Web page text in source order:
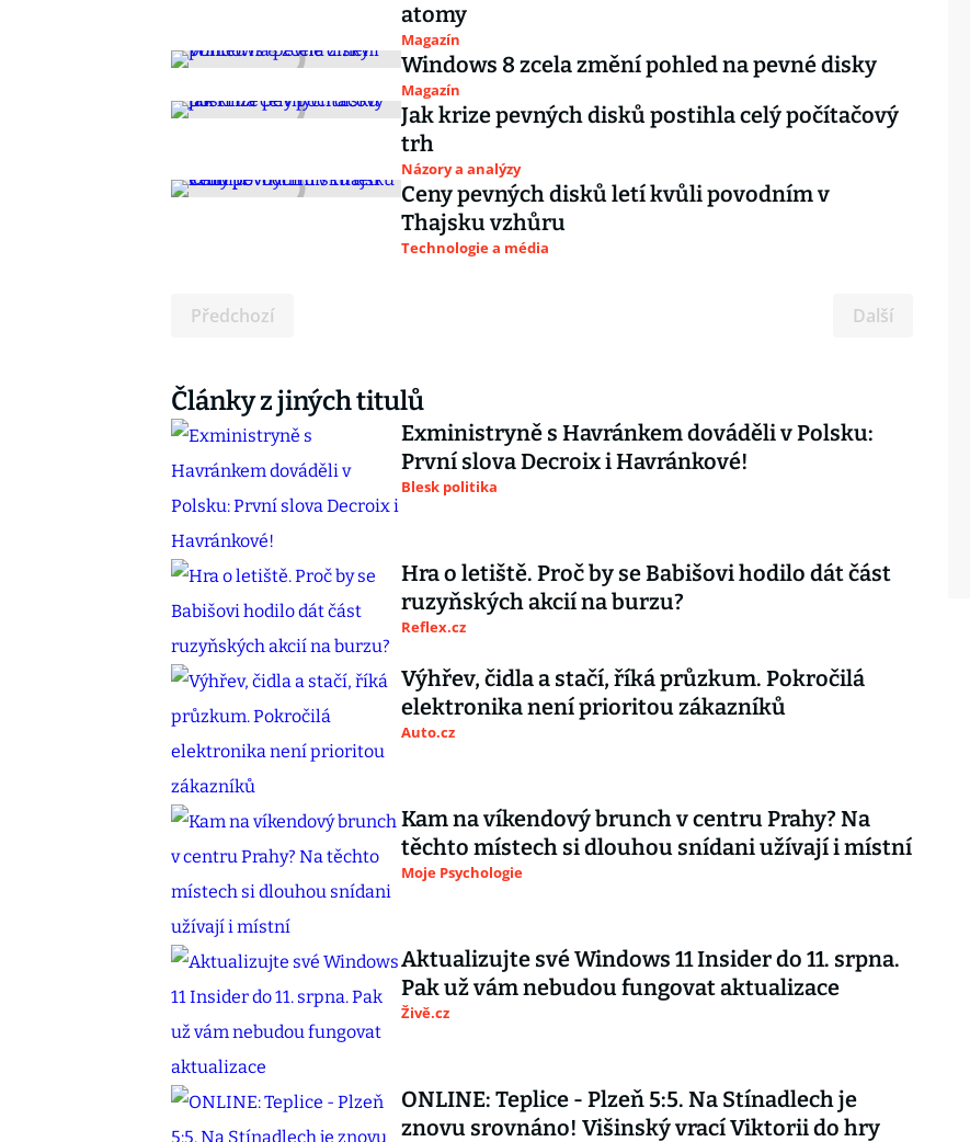
atomy
Magazín
Windows 8 zcela změní pohled na pevné disky
Magazín
Jak krize pevných disků postihla celý počítačový
trh
Názory a analýzy
Ceny pevných disků letí kvůli povodním v
Thajsku vzhůru
Technologie a média
Předchozí Další
Články z jiných titulů
Exministryně s Havránkem dováděli v Polsku:
První slova Decroix i Havránkové!
Blesk politika
Hra o letiště. Proč by se Babišovi hodilo dát část
ruzyňských akcií na burzu?
Reflex.cz
Výhřev, čidla a stačí, říká průzkum. Pokročilá
elektronika není prioritou zákazníků
Auto.cz
Kam na víkendový brunch v centru Prahy? Na
těchto místech si dlouhou snídani užívají i místní
Moje Psychologie
Aktualizujte své Windows 11 Insider do 11. srpna.
Pak už vám nebudou fungovat aktualizace
Živě.cz
ONLINE: Teplice - Plzeň 5:5. Na Stínadlech je
znovu srovnáno! Višinský vrací Viktorii do hry